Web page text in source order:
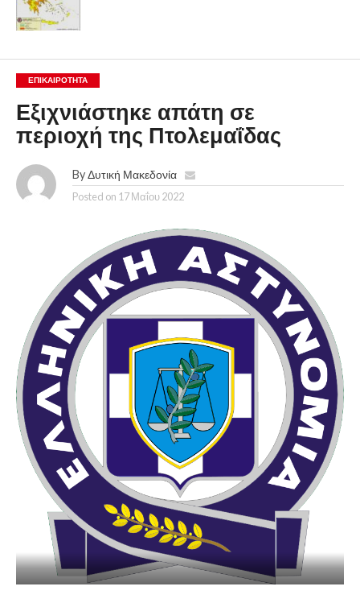
ΕΠΙΚΑΙΡΟΤΗΤΑ
Εξιχνιάστηκε απάτη σε
περιοχή της Πτολεμαΐδας
By Δυτική Μακεδονία
Posted on 17 Μαΐου 2022